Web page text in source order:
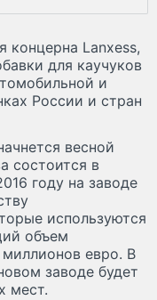
концерна Lanxess,
для каучуков
и
России и стран
весной
состоится в
году на заводе
используются
объем
евро. В
заводе будет
мест.